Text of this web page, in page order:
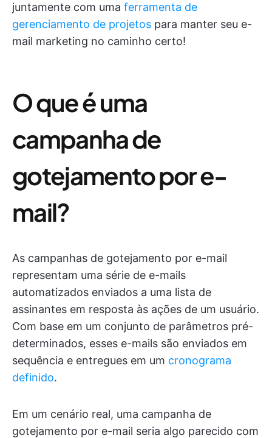
juntamente com uma ferramenta de
gerenciamento de projetos para manter seu e-
mail marketing no caminho certo!
O que é uma
campanha de
gotejamento por e-
mail?
As campanhas de gotejamento por e-mail
representam uma série de e-mails
automatizados enviados a uma lista de
assinantes em resposta às ações de um usuário.
Com base em um conjunto de parâmetros pré-
determinados, esses e-mails são enviados em
sequência e entregues em um cronograma
definido.
Em um cenário real, uma campanha de
gotejamento por e-mail seria algo parecido com